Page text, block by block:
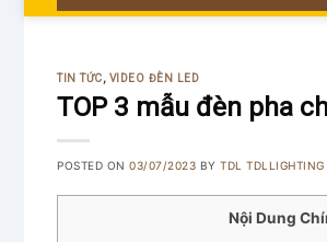
TIN TỨC, VIDEO ĐÈN LED
TOP 3 mẫu đèn pha
POSTED ON03/07/2023 BYTDL TDLLIGHTING
Nội Dung